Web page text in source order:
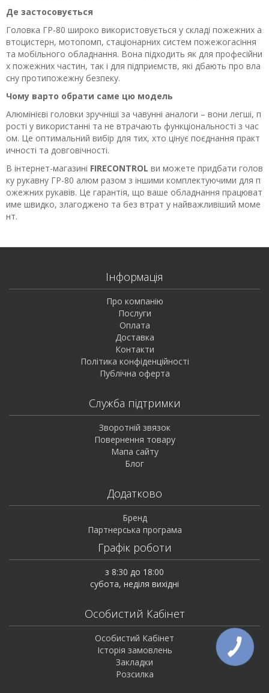
Де застосовується
Головка ГР-80 широко використовується у складі пожежних а
втоцистерн, мотопомп, стаціонарних систем пожежогасіння
та мобільного обладнання. Вона підходить як для професійни
х пожежних частин, так і для підприємств, які дбають про вла
сну протипожежну безпеку.
Чому варто обрати саме цю модель
Алюмінієві головки зручніші за чавунні аналоги – вони легші, п
рості у використанні та не втрачають функціональності з час
ом. Це оптимальний вибір для тих, хто цінує поєднання практ
ичності та довговічності.
В інтернет-магазині FIRECONTROL ви можете придбати голов
ку рукавну ГР-80 алюм разом з іншими комплектуючими для п
ожежних рукавів. Це гарантія, що ваше обладнання працюват
име швидко, злагоджено та без втрат у найважливіший моме
нт.
Інформація
Про компанію
Послуги
Оплата
Доставка
Контакти
Політика конфіденційності
Публічна оферта
Служба підтримки
Зворотній звязок
Повернення товару
Мапа сайту
Блог
Додатково
Бренд
Партнерська програма
Графік роботи
з 8:30 до 18:00
субота, неділя вихідні
Особистий Кабінет
Особистий Кабінет
Історія замовлень
Закладки
Розсилка
КНОПКА
ЗВ'ЯЗКУ